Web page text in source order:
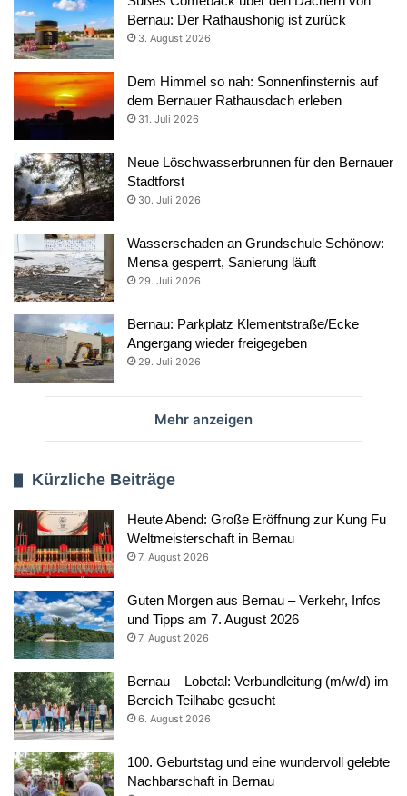
Bernau: Der Rathaushonig ist zurück
3. August 2026
Dem Himmel so nah: Sonnenfinsternis auf
dem Bernauer Rathausdach erleben
31. Juli 2026
Neue Löschwasserbrunnen für den Bernauer
Stadtforst
30. Juli 2026
Wasserschaden an Grundschule Schönow:
Mensa gesperrt, Sanierung läuft
29. Juli 2026
Bernau: Parkplatz Klementstraße/Ecke
Angergang wieder freigegeben
29. Juli 2026
Mehr anzeigen
Kürzliche Beiträge
Heute Abend: Große Eröffnung zur Kung Fu
Weltmeisterschaft in Bernau
7. August 2026
Guten Morgen aus Bernau – Verkehr, Infos
und Tipps am 7. August 2026
7. August 2026
Bernau – Lobetal: Verbundleitung (m/w/d) im
Bereich Teilhabe gesucht
6. August 2026
100. Geburtstag und eine wundervoll gelebte
Nachbarschaft in Bernau